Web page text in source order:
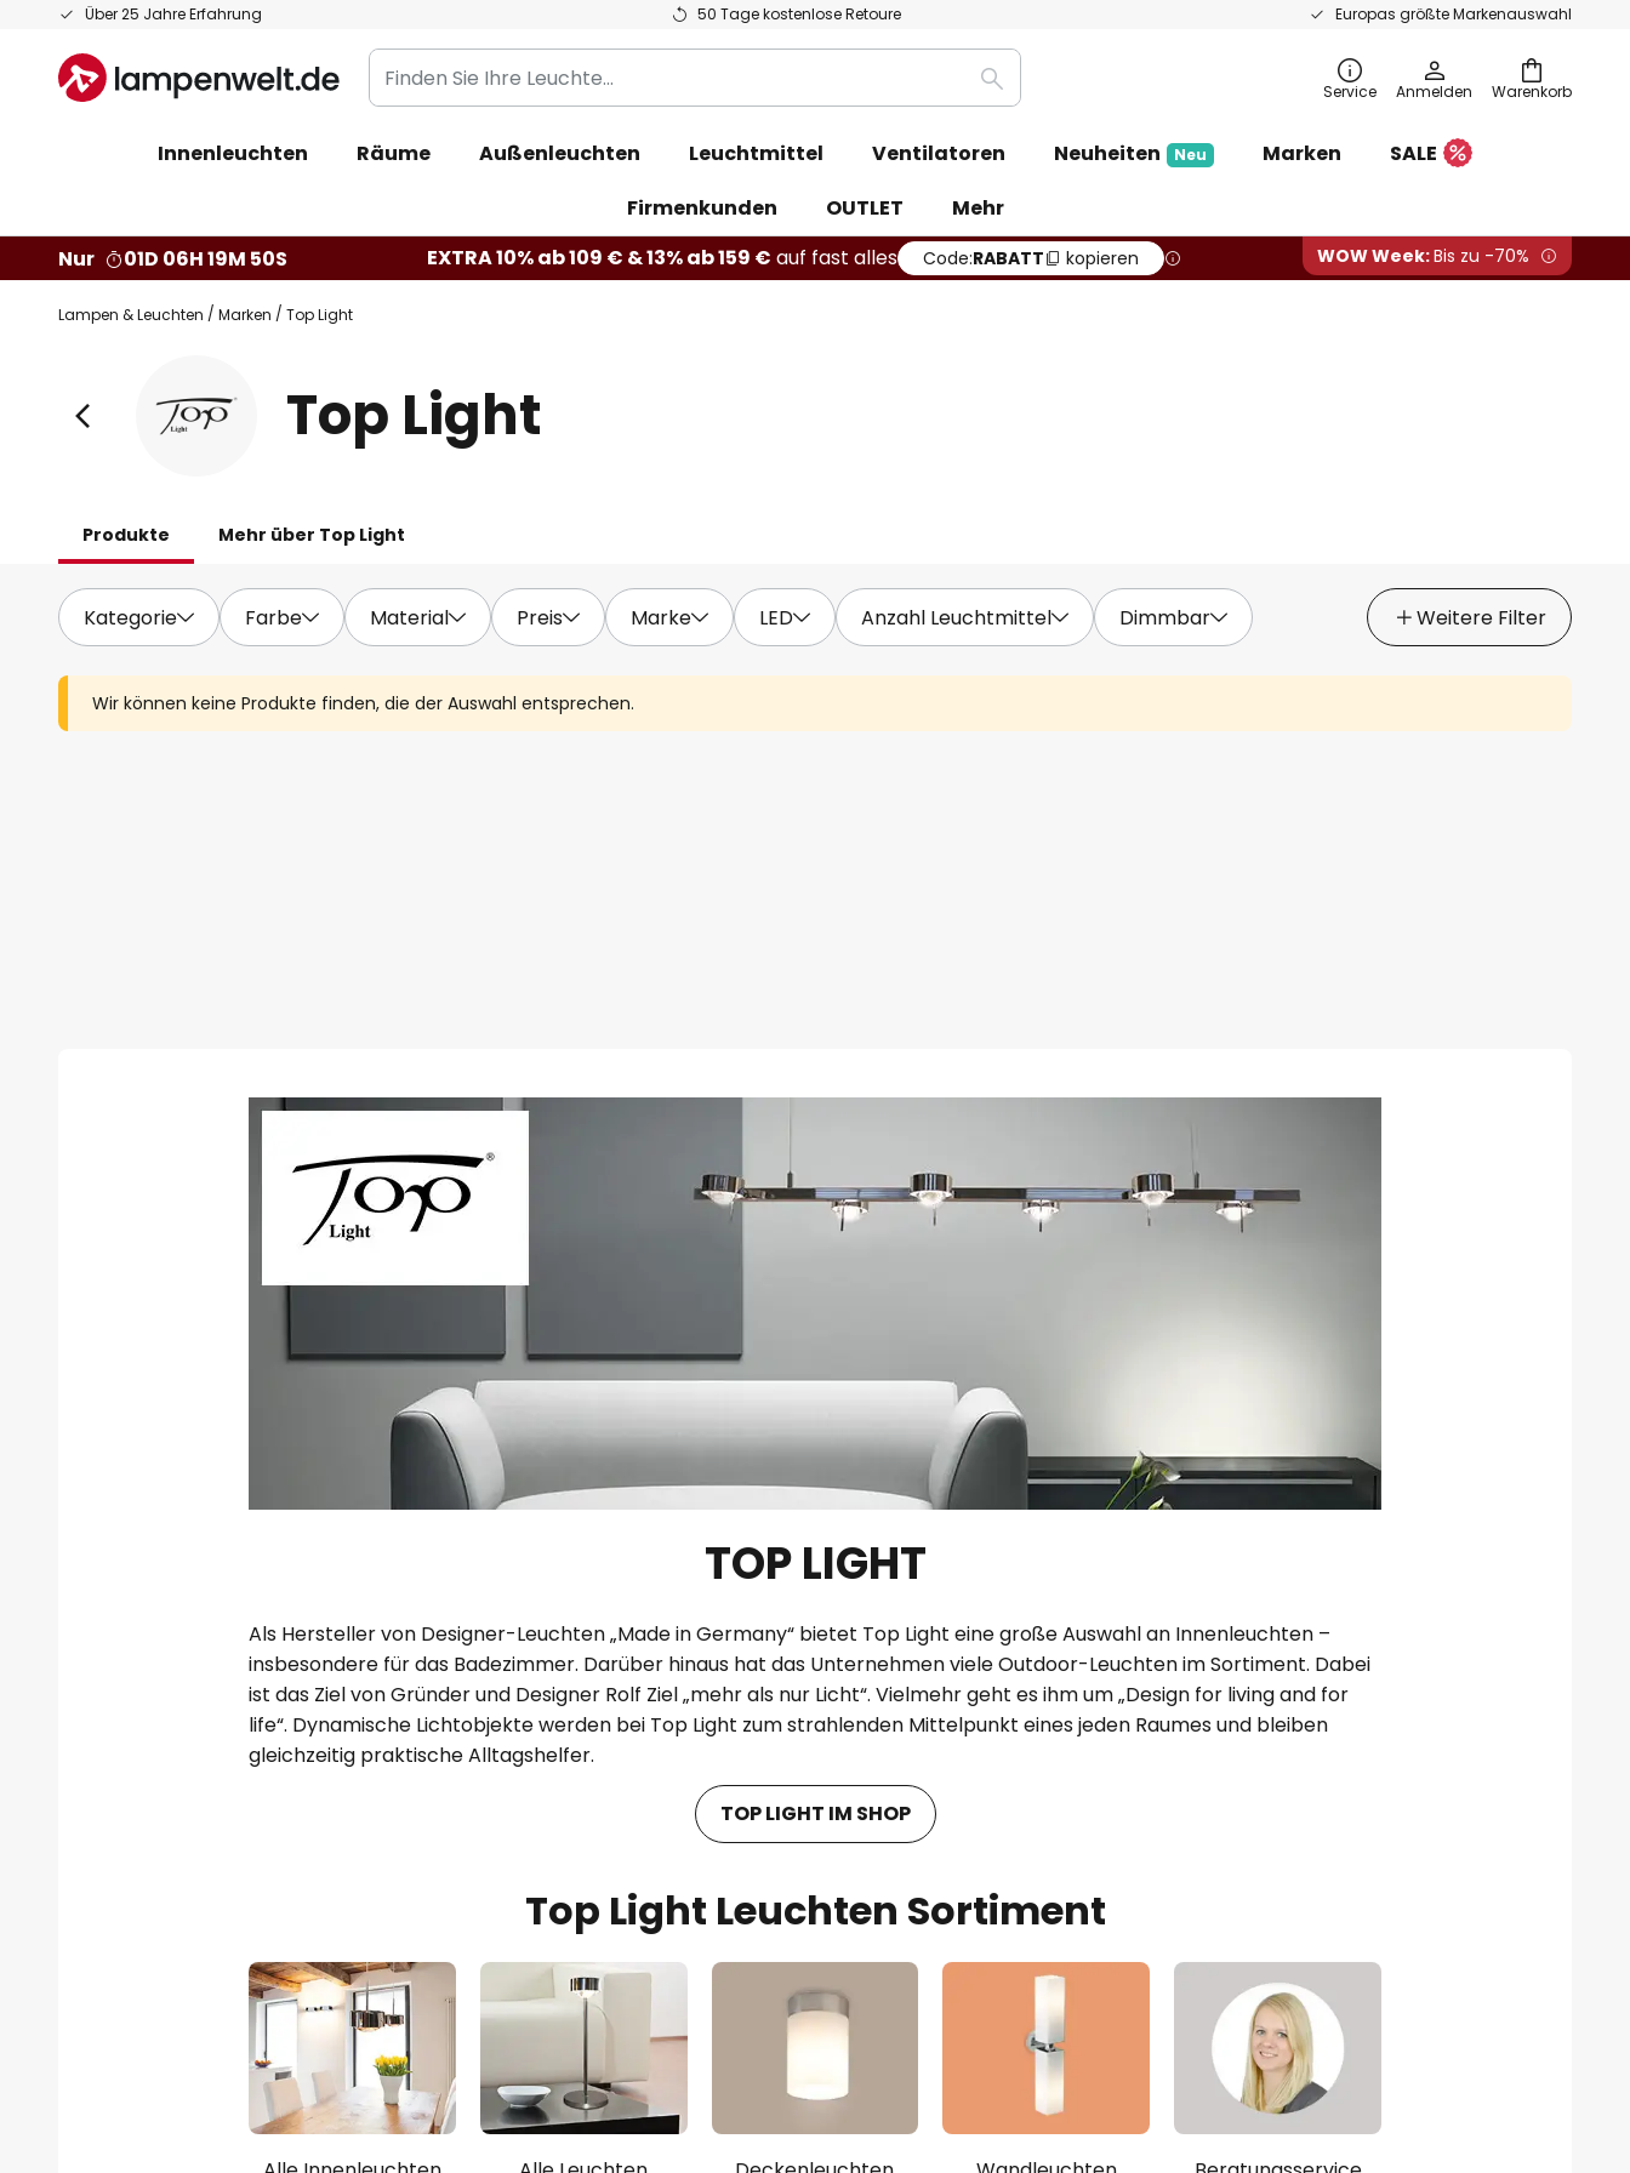
Über 25 Jahre Erfahrung 50 Tage kostenlose Retoure Europas größte Markenauswahl
Zum
springen
Warenkorb
Finden
Sie
Leuchte...
Suche Service Anmelden
Innenleuchten Räume Außenleuchten Leuchtmittel Ventilatoren Neuheiten Neu Marken
SALE
Firmenkunden
OUTLET
Mehr
Nur
01D 06H 19M 49S EXTRA 10% ab 109 € & 13% ab 159 € auf fast alles Code:RABATT kopieren WOW Week:Bis zu -70%
Lampen & Leuchten Marken Top Light
Top Light
Produkte Mehr über Top Light
Kategorie Farbe Material Preis Marke LED Anzahl Leuchtmittel Dimmbar Weitere Filter
Wir können keine Produkte finden, die der Auswahl entsprechen.
TOP LIGHT
Als Hersteller von Designer-Leuchten „Made in Germany“ bietet Top Light eine große Auswahl an Innenleuchten –
insbesondere für das Badezimmer. Darüber hinaus hat das Unternehmen viele Outdoor-Leuchten im Sortiment. Dabei
ist das Ziel von Gründer und Designer Rolf Ziel „mehr als nur Licht“. Vielmehr geht es ihm um „Design for living and for
life“. Dynamische Lichtobjekte werden bei Top Light zum strahlenden Mittelpunkt eines jeden Raumes und bleiben
gleichzeitig praktische Alltagshelfer.
TOP LIGHT IM SHOP
Top Light Leuchten Sortiment